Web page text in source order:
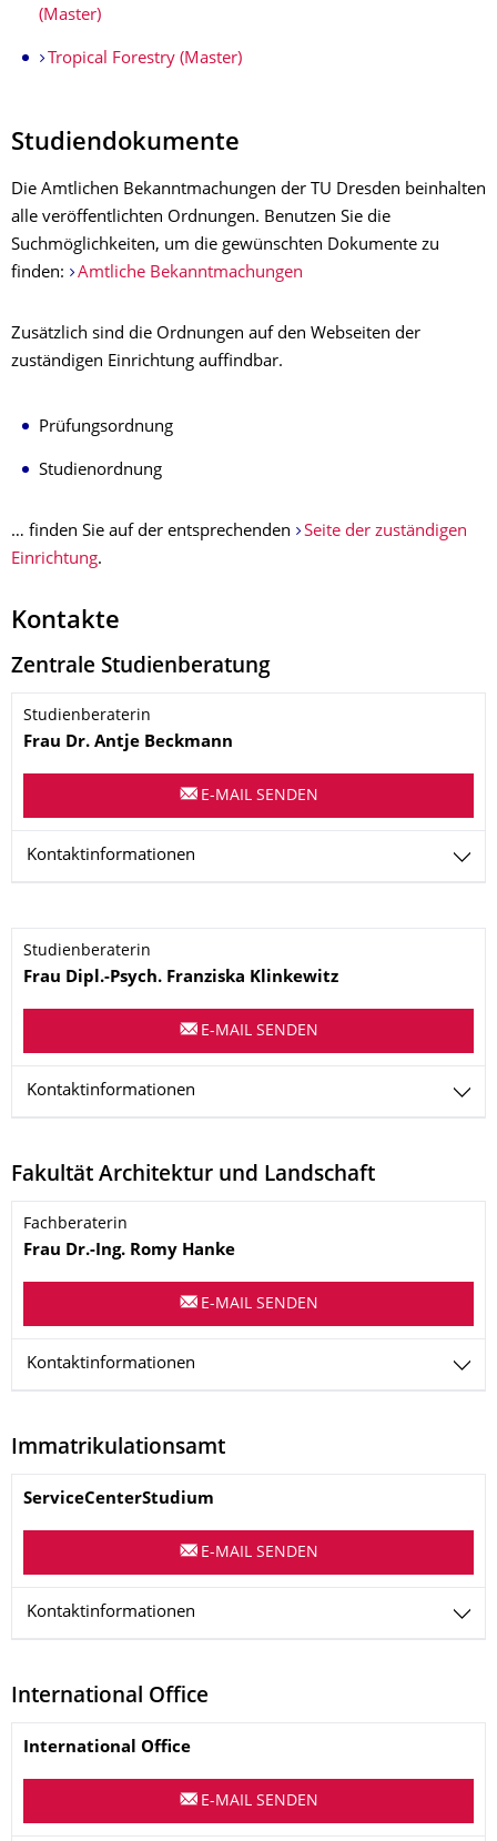
(Master)
Tropical Forestry (Master)
Studiendokumente
Die Amtlichen Bekanntmachungen der TU Dresden beinhalten
alle veröffentlichten Ordnungen. Benutzen Sie die
Suchmöglichkeiten, um die gewünschten Dokumente zu
finden:
Amtliche Bekanntmachungen
Zusätzlich sind die Ordnungen auf den Webseiten der
zuständigen Einrichtung auffindbar.
Prüfungsordnung
Studienordnung
… finden Sie auf der entsprechenden
Seite der zuständigen
Einrichtung.
Kontakte
Zentrale Studienberatung
Name
Studienberaterin
Frau Dr. Antje Beckmann
E-MAIL SENDEN
Kontaktinformationen
Name
Studienberaterin
Frau Dipl.-Psych. Franziska Klinkewitz
E-MAIL SENDEN
Kontaktinformationen
Fakultät Architektur und Landschaft
Name
Fachberaterin
Frau Dr.-Ing. Romy Hanke
E-MAIL SENDEN
Kontaktinformationen
Immatrikulationsamt
Name
ServiceCenterStudium
E-MAIL SENDEN
Kontaktinformationen
International Office
Name
International Office
E-MAIL SENDEN